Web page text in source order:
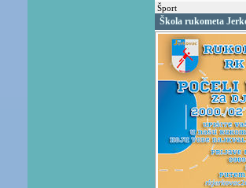
Šport
Škola rukometa